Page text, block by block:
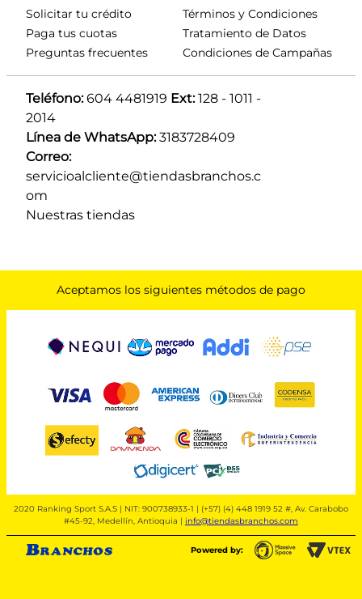
Solicitar tu crédito
Paga tus cuotas
Preguntas frecuentes
Términos y Condiciones
Tratamiento de Datos
Condiciones de Campañas
Teléfono: 604 4481919 Ext: 128 - 1011 -
2014
Línea de WhatsApp: 3183728409
Correo:
servicioalcliente@tiendasbranchos.c
om
Nuestras tiendas
Aceptamos los siguientes métodos de pago
2020 Ranking Sport S.A.S | NIT: 900738933-1 | (+57) (4) 448 1919 52 #, Av. Carabobo
#45-92, Medellín, Antioquia | info@tiendasbranchos.com
Powered by: